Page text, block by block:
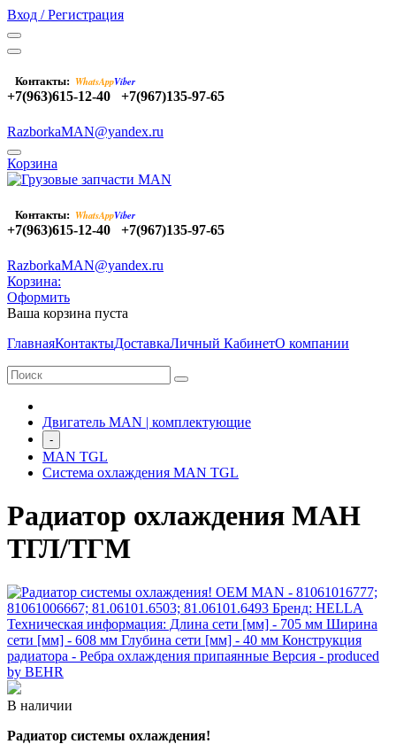
Вход / Регистрация
Контакты: WhatsAppViber
+7(963)615-12-40 +7(967)135-97-65
RazborkaMAN@yandex.ru
Корзина
Контакты: WhatsAppViber
+7(963)615-12-40 +7(967)135-97-65
RazborkaMAN@yandex.ru
Корзина:
Оформить
Ваша корзина пуста
ГлавнаяКонтактыДоставкаЛичный КабинетО компании
Двигатель MAN | комплектующие
-
MAN TGL
Система охлаждения MAN TGL
Радиатор охлаждения МАН
ТГЛ/ТГМ
В наличии
Радиатор системы охлаждения!